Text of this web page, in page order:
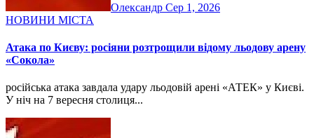
Олександр Сер 1, 2026
НОВИНИ МІСТА
Атака по Києву: росіяни розтрощили відому льодову арену
«Сокола»
російська атака завдала удару льодовій арені «АТЕК» у Києві.
У ніч на 7 вересня столиця...